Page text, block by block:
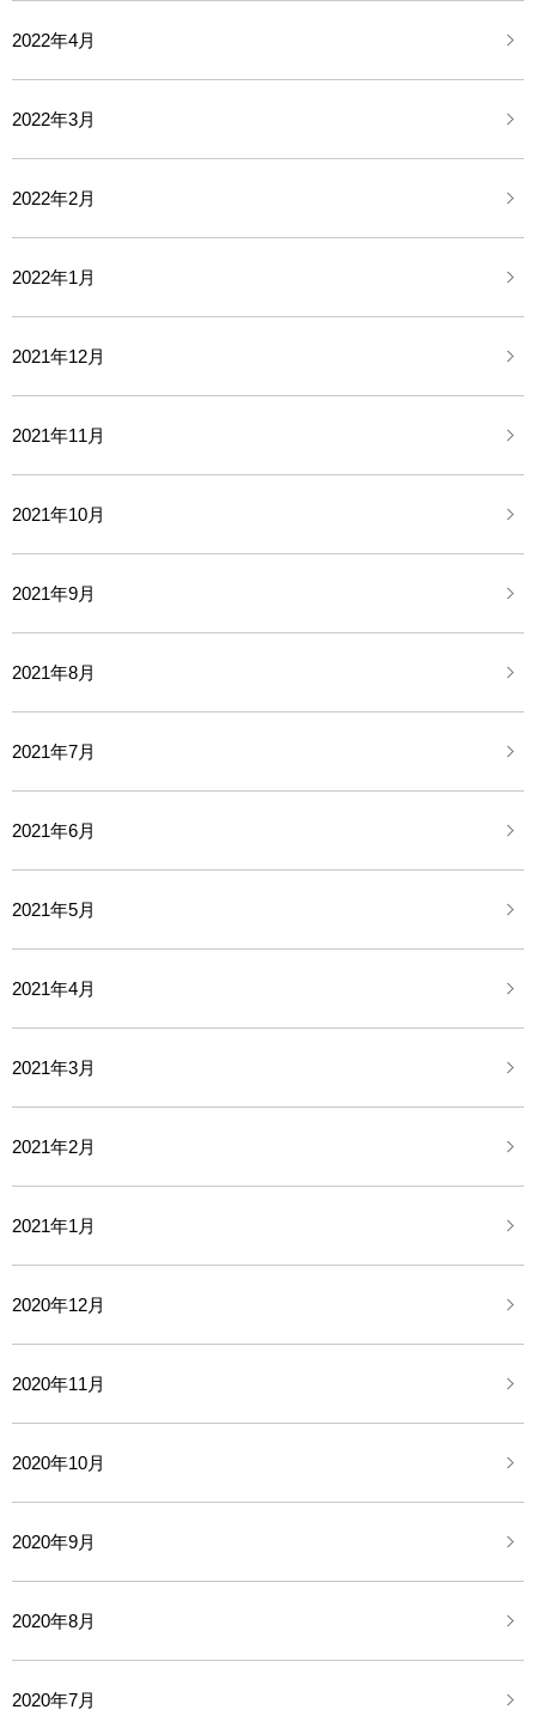
2022年4月
2022年3月
2022年2月
2022年1月
2021年12月
2021年11月
2021年10月
2021年9月
2021年8月
2021年7月
2021年6月
2021年5月
2021年4月
2021年3月
2021年2月
2021年1月
2020年12月
2020年11月
2020年10月
2020年9月
2020年8月
2020年7月